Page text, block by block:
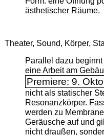
ästhetischer Räume.
Theater, Sound, Körper,
Parallel dazu beginnt
eine Arbeit am
Premiere: 9.
nicht als statischer
Resonanzkörper.
werden zu
Geräusche auf und
nicht draußen,